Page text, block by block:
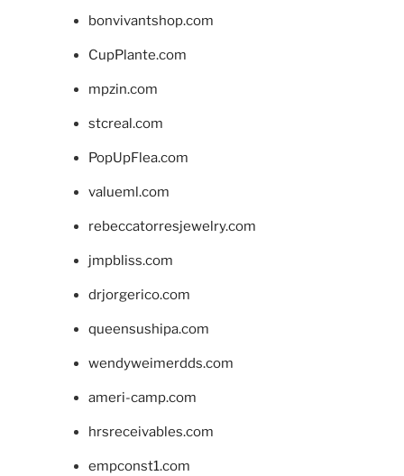
bonvivantshop.com
CupPlante.com
mpzin.com
stcreal.com
PopUpFlea.com
valueml.com
rebeccatorresjewelry.com
jmpbliss.com
drjorgerico.com
queensushipa.com
wendyweimerdds.com
ameri-camp.com
hrsreceivables.com
empconst1.com